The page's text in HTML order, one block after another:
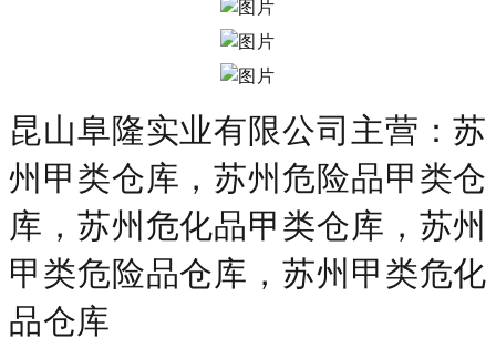
昆山阜隆实业有限公司主营：苏
州甲类仓库，苏州危险品甲类仓
库，苏州危化品甲类仓库，苏州
甲类危险品仓库，苏州甲类危化
品仓库